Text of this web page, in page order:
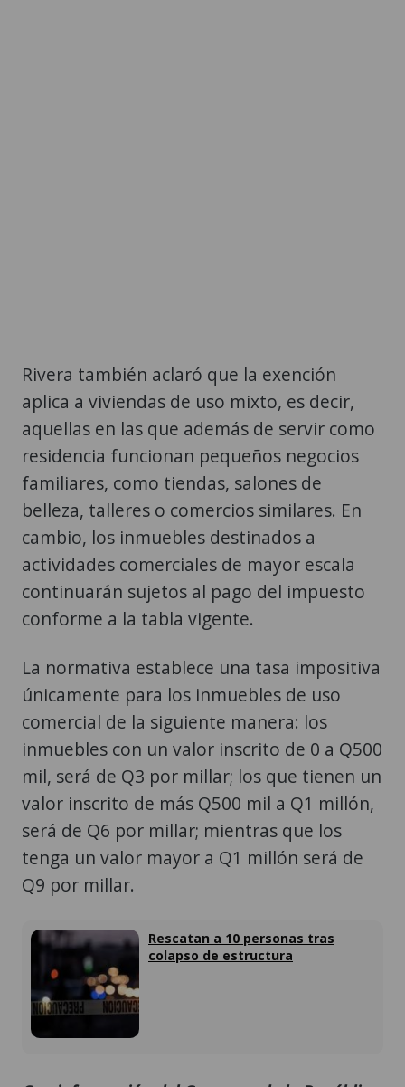
Rivera también aclaró que la exención
aplica a viviendas de uso mixto, es decir,
aquellas en las que además de servir como
residencia funcionan pequeños negocios
familiares, como tiendas, salones de
belleza, talleres o comercios similares. En
cambio, los inmuebles destinados a
actividades comerciales de mayor escala
continuarán sujetos al pago del impuesto
conforme a la tabla vigente.
La normativa establece una tasa impositiva
únicamente para los inmuebles de uso
comercial de la siguiente manera: los
inmuebles con un valor inscrito de 0 a Q500
mil, será de Q3 por millar; los que tienen un
valor inscrito de más Q500 mil a Q1 millón,
será de Q6 por millar; mientras que los
tenga un valor mayor a Q1 millón será de
Q9 por millar.
Rescatan a 10 personas tras
colapso de estructura